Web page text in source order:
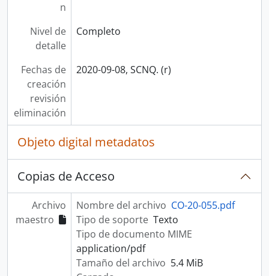
n
Nivel de
detalle
Completo
Fechas de
creación
revisión
eliminación
2020-09-08, SCNQ. (r)
Objeto digital metadatos
Copias de Acceso
Archivo
maestro
Nombre del archivo CO-20-055.pdf
Tipo de soporte Texto
Tipo de documento MIME
application/pdf
Tamaño del archivo 5.4 MiB